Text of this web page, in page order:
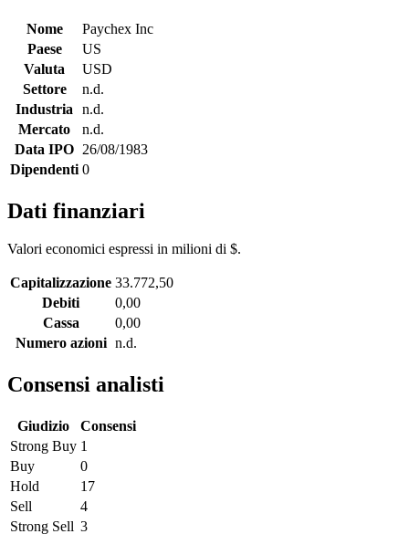
Nome
Paychex Inc
Paese
US
Valuta
USD
Settore
n.d.
Industria
n.d.
Mercato
n.d.
Data IPO 26/08/1983
Dipendenti 0
Dati finanziari
Valori economici espressi in milioni di $.
Capitalizzazione 33.772,50
Debiti
0,00
Cassa
0,00
Numero azioni n.d.
Consensi analisti
Giudizio
Consensi
Strong Buy 1
Buy
0
Hold
17
Sell
4
Strong Sell 3